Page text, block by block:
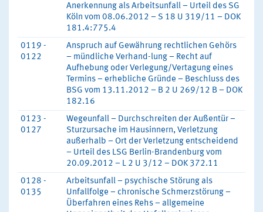
Anerkennung als Arbeitsunfall – Urteil des SG
Köln vom 08.06.2012 – S 18 U 319/11 – DOK
181.4:775.4
0119 -
0122
Anspruch auf Gewährung rechtlichen Gehörs
– mündliche Verhand-lung – Recht auf
Aufhebung oder Verlegung/Vertagung eines
Termins – erhebliche Gründe – Beschluss des
BSG vom 13.11.2012 – B 2 U 269/12 B – DOK
182.16
0123 -
0127
Wegeunfall – Durchschreiten der Außentür –
Sturzursache im Hausinnern, Verletzung
außerhalb – Ort der Verletzung entscheidend
– Urteil des LSG Berlin-Brandenburg vom
20.09.2012 – L 2 U 3/12 – DOK 372.11
0128 -
0135
Arbeitsunfall – psychische Störung als
Unfallfolge – chronische Schmerzstörung –
Überfahren eines Rehs – allgemeine